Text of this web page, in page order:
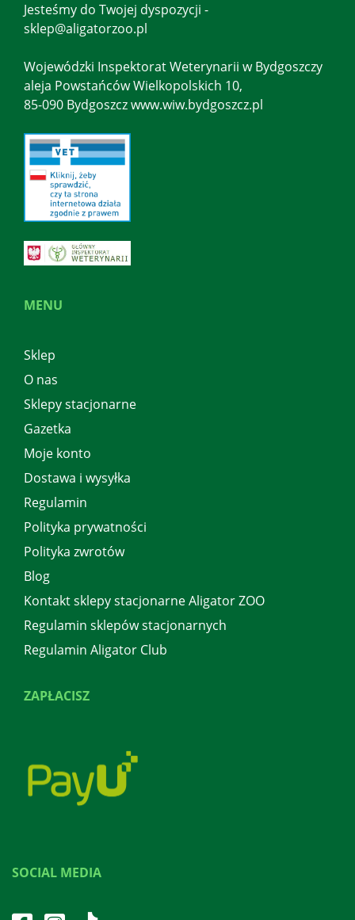
MENU
Sklep
O nas
Sklepy stacjonarne
Gazetka
Moje konto
Dostawa i wysyłka
Regulamin
Polityka prywatności
Polityka zwrotów
Blog
Kontakt sklepy stacjonarne Aligator ZOO
Regulamin sklepów stacjonarnych
Regulamin Aligator Club
ZAPŁACISZ
Jesteśmy do Twojej dyspozycji -
sklep@aligatorzoo.pl
Wojewódzki Inspektorat Weterynarii w Bydgoszczy
aleja Powstańców Wielkopolskich 10,
85-090 Bydgoszcz www.wiw.bydgoszcz.pl
SOCIAL MEDIA